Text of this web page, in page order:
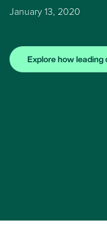
January 13, 2020
Explore how